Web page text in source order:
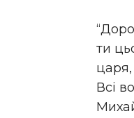
ти
царя,
Всі